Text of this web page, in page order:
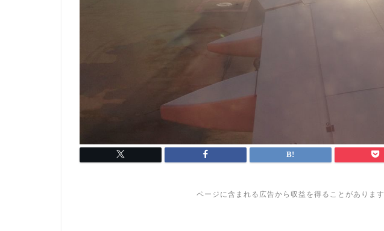
ページに含まれる広告から収益を得ることがあります